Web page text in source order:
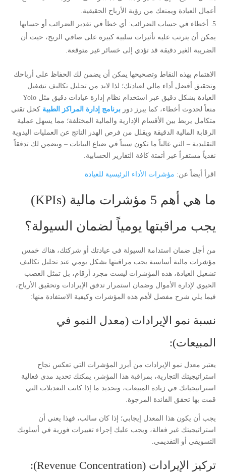
أعمال العيادة ويمنعك من رؤية الأرباح الحقيقية.
أخطاء في حساب الضرائب: أي خطأ في تقدير الضرائب أو حسابها
يمكن أن يترتب عليه تأثيرات سلبية كبيرة على صافي الربح، حيث أن
الضريبة الغير دقيقة قد تؤدي إلى خسائر غير متوقعة.
الاهتمام بهذه النقاط وتصحيحها يمكن أن يضمن لك الحفاظ على أرباحك
وتحقيق أفضل أداء مالي لعيادتك؛ لذا لابد من تحليل تكاليف تشغيل
العيادة بشكل دقيق عبر استخدام نظام إدارة عيادات دقيق مثل Yolo
منعاً لحدوث أخطاء، كما يبرز دور برنامج إدارة المراكز الطبية كحل تقني
متكامل يربط بين الأقسام الإدارية والمالية المختلفة؛ مما يسهل عملية
الرقابة المالية الدقيقة ويقلل من فرص الهدر الناتج عن العمليات اليدوية
التقليدية – التي غالباً ما تكون سبباً في ضياع البيانات – ويضمن لك تدفقاً
نقدياً مستقراً عبر أتمتة كافة التقارير الحسابية.
اقرأ أيضاً عن: مؤشرات الأداء الرئيسية للعيادة
ما هي أهم 5 مؤشرات مالية (KPIs)
يجب مراقبتها يومياً لضمان السيولة؟
من أجل ضمان استدامة السيولة في عيادتك أو شركتك، هناك خمس
مؤشرات مالية أساسية يجب مراقبتها بشكل يومي عند تحليل تكاليف
تشغيل العيادة، هذه المؤشرات ليست مجرد أرقام، بل تمثل العصب
الحيوي لإدارة الأموال وضمان استمرار تدفق الإيرادات وتحقيق الأرباح،
فيما يلي شرح مفصل لأهم هذه المؤشرات وكيفية الاستفادة منها:
نسبة نمو الإيرادات (معدل النمو في
المبيعات):
يعتبر معدل نمو الإيرادات من أبرز المؤشرات التي تعكس نجاح
استراتيجيتك التجارية، بمراقبة هذا المؤشر، يمكنك تحديد مدى فعالية
استراتيجياتك في زيادة المبيعات، وتحديد ما إذا كانت التعديلات التي
قمت بها تحقق الفائدة المرجوة.
يجب أن يكون هذا المعدل إيجابي؛ إذا كان سالب، فهذا يعني أن
استراتيجيتك غير فعالة، ويجب عليك إجراء تغييرات فورية في أسلوبك
التسويقي أو التقديمي.
تركيز الإيرادات (Revenue Concentration):